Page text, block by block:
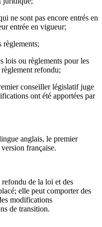
ne sont pas encore entrés en
entrée en vigueur;
règlements;
lois ou règlements pour les
refondu;
conseiller législatif juge
ont été apportées par
anglais, le premier
française.
de la loi et des
elle peut comporter des
modifications
de transition.